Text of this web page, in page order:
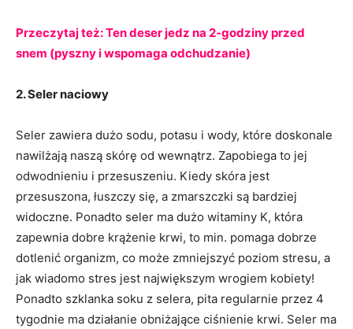
Przeczytaj też:Ten deser jedz na 2-godziny przed
snem (pyszny i wspomaga odchudzanie)
2. Seler naciowy
Seler zawiera dużo sodu, potasu i wody, które doskonale
nawilżają naszą skórę od wewnątrz. Zapobiega to jej
odwodnieniu i przesuszeniu. Kiedy skóra jest
przesuszona, łuszczy się, a zmarszczki są bardziej
widoczne. Ponadto seler ma dużo witaminy K, która
zapewnia dobre krążenie krwi, to min. pomaga dobrze
dotlenić organizm, co może zmniejszyć poziom stresu, a
jak wiadomo stres jest największym wrogiem kobiety!
Ponadto szklanka soku z selera, pita regularnie przez 4
tygodnie ma działanie obniżające ciśnienie krwi. Seler ma